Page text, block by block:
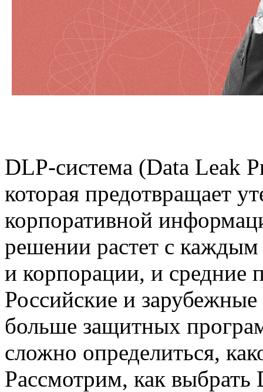
DLP-система (Data Leak
которая предотвращает
корпоративной
решении растет с
и корпорации, и средние
Российские и зарубежные
больше защитных
сложно определиться,
Рассмотрим, как выбрать